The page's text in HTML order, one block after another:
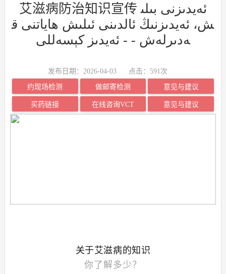
艾滋病防治知识宣传 ئەيدىزنى بىلى
ش، ئەيدىزنىڭ ئالدىنى ئىلىش ھاياتنى ق
ەدىرلەش - - ئەيدىز كېسەللى
发布日期：2026-04-03 点击： 591次
约现场检测 做邮寄检测 意见与建议
买药链接 在线咨询VCT 意见与建议
关于艾滋病的知识
你了解多少？